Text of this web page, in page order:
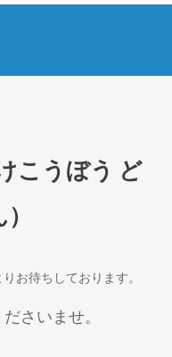
こうぼう ど
お待ちしております。
さいませ。